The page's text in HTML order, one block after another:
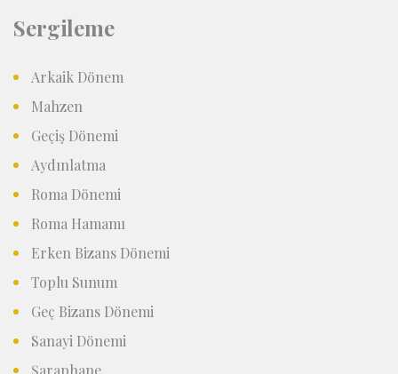
Sergileme
Arkaik Dönem
Mahzen
Geçiş Dönemi
Aydınlatma
Roma Dönemi
Roma Hamamı
Erken Bizans Dönemi
Toplu Sunum
Geç Bizans Dönemi
Sanayi Dönemi
Şaraphane